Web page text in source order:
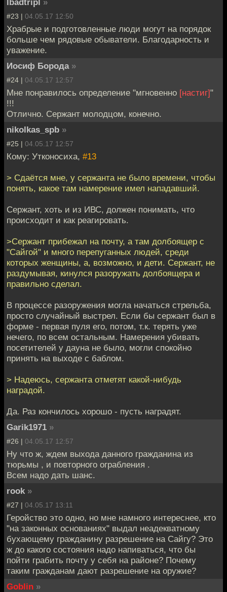
#23 | 04.05.17 12:50
Храбрые и подготовленные люди могут на порядок
больше чем рядовые обыватели. Благодарность и
уважение.
Иосиф Борода »
#24 | 04.05.17 12:57
Мне понравилось определение "мгновенно [настиг]"
!!!
Отлично. Сержант молодцом, конечно.
nikolkas_spb »
#25 | 04.05.17 12:57
Кому: Утконосиха, #13
> Сдаётся мне, у сержанта не было времени, чтобы
понять, какое там намерение имел нападавший.
Сержант, хоть и из ИВС, должен понимать, что
происходит и как реагировать.
>Сержант прибежал на почту, а там долбоящер с
"Сайгой" и много перепуганных людей, среди
которых женщины, а, возможно, и дети. Сержант, не
раздумывая, кинулся разоружать долбоящера и
правильно сделал.
В процессе разоружения могла начаться стрельба,
просто случайный выстрел. Если бы сержант был в
форме - первая пуля его, потом, т.к. терять уже
нечего, по всем остальным. Намерения убивать
посетителей у дауна не было, могли спокойно
принять на выходе с баблом.
> Надеюсь, сержанта отметят какой-нибудь
наградой.
Да. Раз кончилось хорошо - пусть наградят.
Garik1971 »
#26 | 04.05.17 12:57
Ну что ж, ждем выхода данного гражданина из
тюрьмы , и повторного ограбления .
Всем надо дать шанс.
rook »
#27 | 04.05.17 13:11
Геройство это одно, но мне намного интереснее, кто
"на законных основаниях" выдал неадекватному
бухающему гражданину разрешение на Сайгу? Это
ж до какого состояния надо напиваться, что бы
пойти грабить почту у себя на районе? Почему
таким гражданам дают разрешение на оружие?
Goblin »